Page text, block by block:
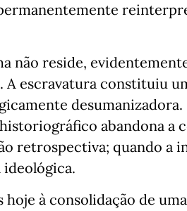
não reside,
A escravatura constituiu
abandona a
retrospectiva; quando a
ideológica.
hoje à consolidação de